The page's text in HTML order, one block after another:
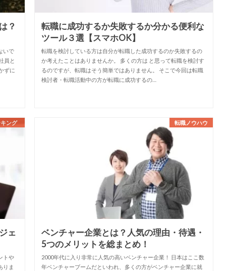
？
いで
員と
ずに
転職に成功するか失敗するか分かる便利な
ツール３選【スマホOK】
転職を検討している方は自分が転職した成功するのか失敗するの
か考えたことはありませんか。 多くの方は と思って転職を検討す
るのですが、転職はそう簡単ではありません。 そこで今回は転職
検討者・転職活動中の方が転職に成功するの…
ング
ェ
トや
りま
転職ノウハウ
ベンチャー企業とは？人気の理由・待遇・
5つのメリットを総まとめ！
2000年代に入り非常に人気の高いベンチャー企業！ 日本はここ数
年ベンチャーブームだといわれ、多くの方がベンチャー企業に就